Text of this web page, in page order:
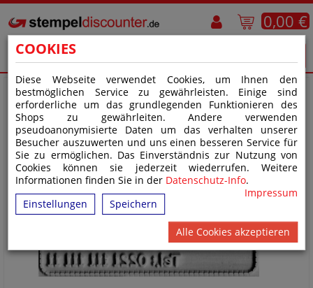
COOKIES
Diese Webseite verwendet Cookies, um Ihnen den
bestmöglichen Service zu gewährleisten. Einige sind
erforderliche um das grundlegenden Funktionieren des
Shops zu gewährleiten. Andere verwenden
pseudoanonymisierte Daten um das verhalten unserer
Besucher auszuwerten und uns einen besseren Service für
Sie zu ermöglichen. Das Einverständnis zur Nutzung von
Cookies können sie jederzeit wiederrufen. Weitere
Informationen finden Sie in der Datenschutz-Info.
Impressum
Einstellungen
Speichern
Alle Cookies akzeptieren
0,00 €